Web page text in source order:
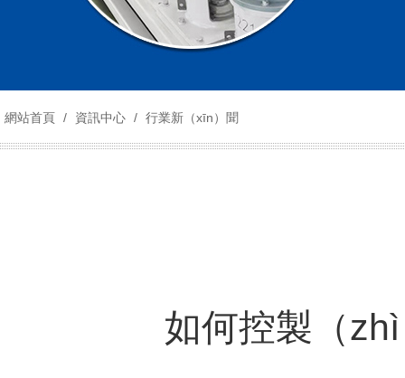
網站首頁 / 資訊中心 / 行業新（xīn）聞
如何控製（